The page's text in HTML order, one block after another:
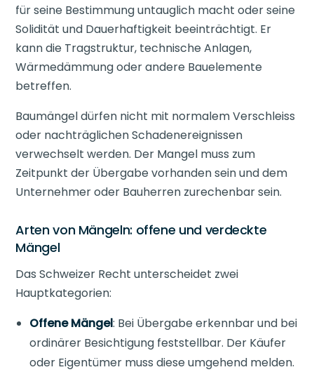
für seine Bestimmung untauglich macht oder seine
Solidität und Dauerhaftigkeit beeinträchtigt. Er
kann die Tragstruktur, technische Anlagen,
Wärmedämmung oder andere Bauelemente
betreffen.
Baumängel dürfen nicht mit normalem Verschleiss
oder nachträglichen Schadenereignissen
verwechselt werden. Der Mangel muss zum
Zeitpunkt der Übergabe vorhanden sein und dem
Unternehmer oder Bauherren zurechenbar sein.
Arten von Mängeln: offene und verdeckte
Mängel
Das Schweizer Recht unterscheidet zwei
Hauptkategorien:
Offene Mängel: Bei Übergabe erkennbar und bei
ordinärer Besichtigung feststellbar. Der Käufer
oder Eigentümer muss diese umgehend melden.